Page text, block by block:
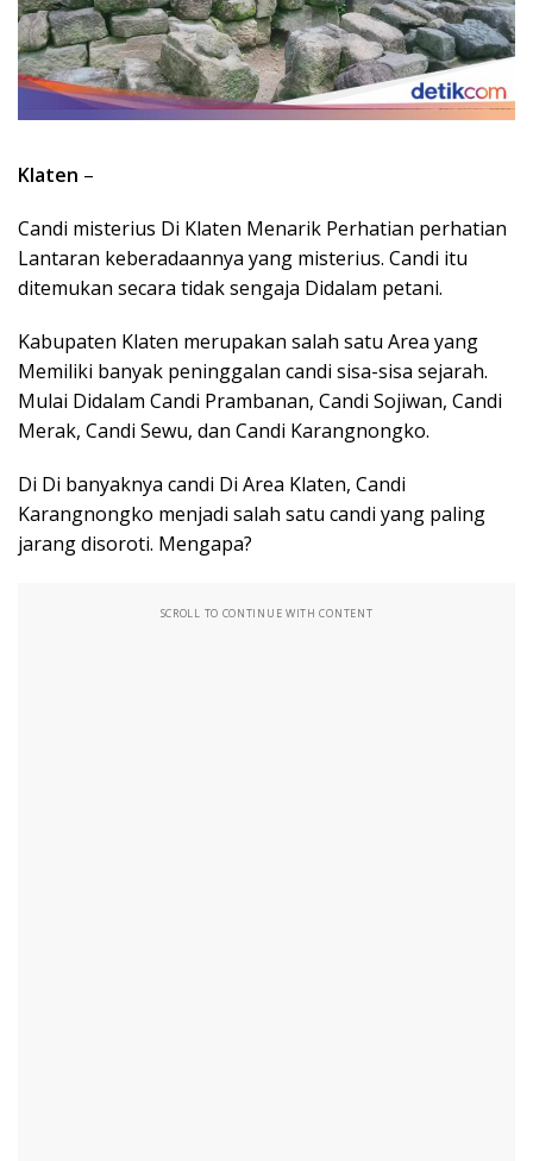
Klaten –
Candi misterius Di Klaten Menarik Perhatian perhatian
Lantaran keberadaannya yang misterius. Candi itu
ditemukan secara tidak sengaja Didalam petani.
Kabupaten Klaten merupakan salah satu Area yang
Memiliki banyak peninggalan candi sisa-sisa sejarah.
Mulai Didalam Candi Prambanan, Candi Sojiwan, Candi
Merak, Candi Sewu, dan Candi Karangnongko.
Di Di banyaknya candi Di Area Klaten, Candi
Karangnongko menjadi salah satu candi yang paling
jarang disoroti. Mengapa?
SCROLL TO CONTINUE WITH CONTENT